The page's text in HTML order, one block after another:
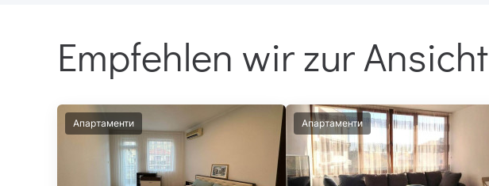
Empfehlen wir zur Ansicht
Апартаменти Апартаменти